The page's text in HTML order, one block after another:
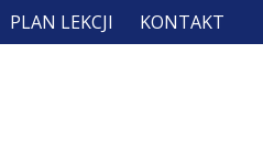
PLAN LEKCJI KONTAKT